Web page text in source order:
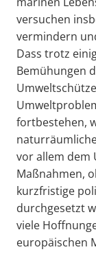
versuchen
vermindern
Dass trotz
Bemühungen
fortbestehen,
vor allem dem
Maßnahmen,
kurzfristige
durchgesetzt
viele
europäischen